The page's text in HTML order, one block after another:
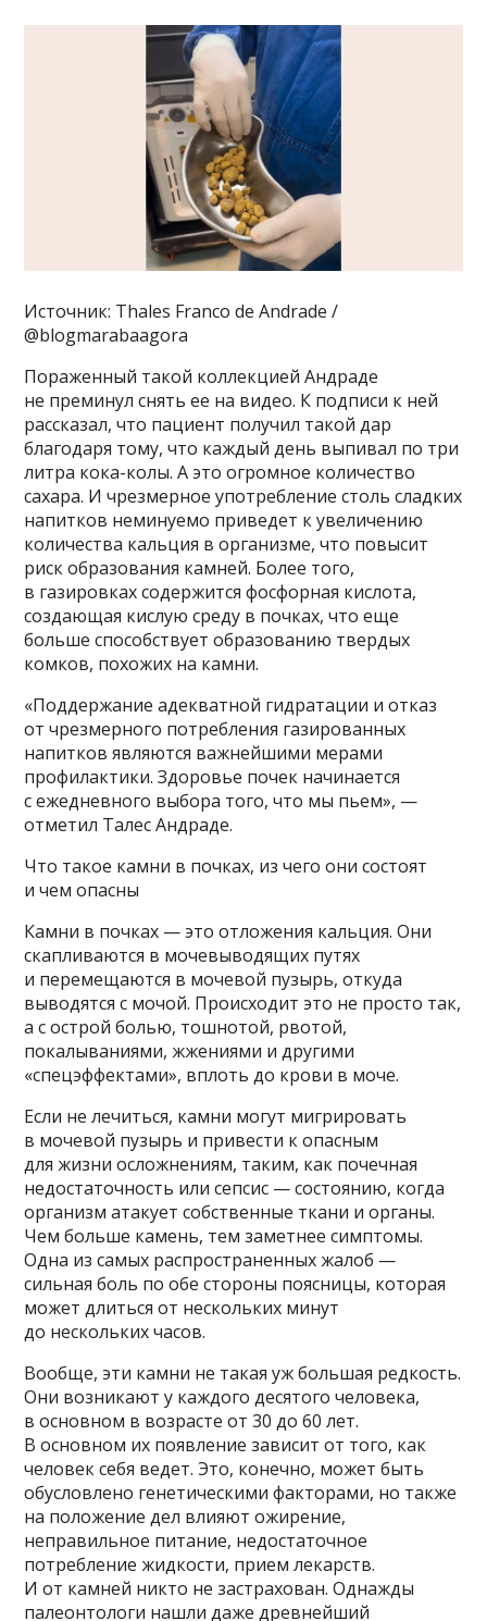
Источник: Thales Franco de Andrade /
@blogmarabaagora
Пораженный такой коллекцией Андраде
не преминул снять ее на видео. К подписи к ней
рассказал, что пациент получил такой дар
благодаря тому, что каждый день выпивал по три
литра кока-колы. А это огромное количество
сахара. И чрезмерное употребление столь сладких
напитков неминуемо приведет к увеличению
количества кальция в организме, что повысит
риск образования камней. Более того,
в газировках содержится фосфорная кислота,
создающая кислую среду в почках, что еще
больше способствует образованию твердых
комков, похожих на камни.
«Поддержание адекватной гидратации и отказ
от чрезмерного потребления газированных
напитков являются важнейшими мерами
профилактики. Здоровье почек начинается
с ежедневного выбора того, что мы пьем», —
отметил Талес Андраде.
Что такое камни в почках, из чего они состоят
и чем опасны
Камни в почках — это отложения кальция. Они
скапливаются в мочевыводящих путях
и перемещаются в мочевой пузырь, откуда
выводятся с мочой. Происходит это не просто так,
а с острой болью, тошнотой, рвотой,
покалываниями, жжениями и другими
«спецэффектами», вплоть до крови в моче.
Если не лечиться, камни могут мигрировать
в мочевой пузырь и привести к опасным
для жизни осложнениям, таким, как почечная
недостаточность или сепсис — состоянию, когда
организм атакует собственные ткани и органы.
Чем больше камень, тем заметнее симптомы.
Одна из самых распространенных жалоб —
сильная боль по обе стороны поясницы, которая
может длиться от нескольких минут
до нескольких часов.
Вообще, эти камни не такая уж большая редкость.
Они возникают у каждого десятого человека,
в основном в возрасте от 30 до 60 лет.
В основном их появление зависит от того, как
человек себя ведет. Это, конечно, может быть
обусловлено генетическими факторами, но также
на положение дел влияют ожирение,
неправильное питание, недостаточное
потребление жидкости, прием лекарств.
И от камней никто не застрахован. Однажды
палеонтологи нашли даже древнейший